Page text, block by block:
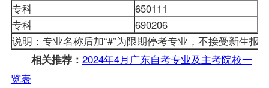
专科
650111
专科
690206
说明：专业名称后加“#”为限期停考专业，不接受新生报
相关推荐： 2024年4月广东自考专业及主考院校一
览表